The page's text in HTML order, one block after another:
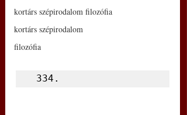
kortárs szépirodalom filozófia
kortárs szépirodalom
filozófia
334.